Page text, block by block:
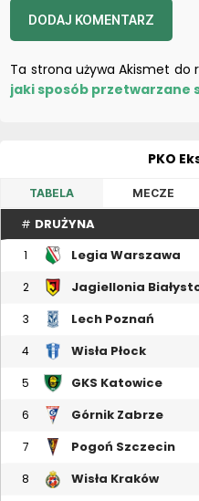
Ta strona używa Akismet do
jaki sposób przetwarzane
PKO
TABELA MECZE
# DRUŻYNA
1 Legia Warszawa
2 Jagiellonia
3 Lech Poznań
4 Wisła Płock
5 GKS Katowice
6 Górnik Zabrze
7 Pogoń Szczecin
8 Wisła Kraków